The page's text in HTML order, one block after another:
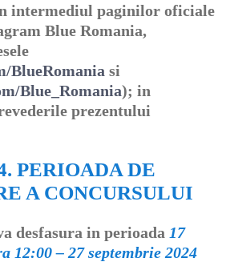
intermediul paginilor oficiale
Blue Romania,
BlueRomania si
Blue_Romania); in
prezentului
PERIOADA DE
A CONCURSULUI
desfasura in perioada 17
12:00 – 27 septembrie 2024